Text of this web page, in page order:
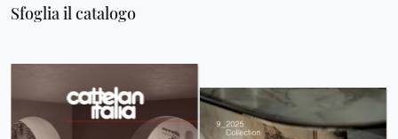
Sfoglia il catalogo